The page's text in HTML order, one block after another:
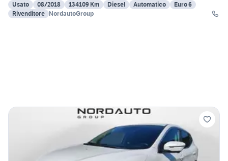
Usato
08/2018 134109 Km Diesel Automatico
Euro 6
Rivenditore NordautoGroup